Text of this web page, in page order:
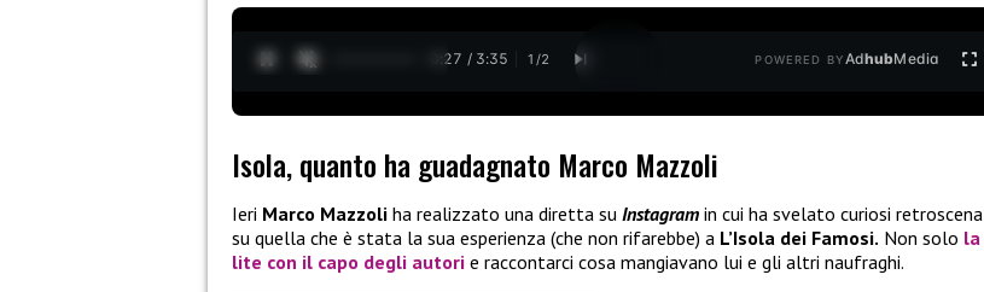
0:28 / 3:35 1 /2 POWERED BYAdhubMedia
Isola, quanto ha guadagnato Marco Mazzoli
Ieri Marco Mazzoli ha realizzato una diretta su Instagram in cui ha svelato curiosi retroscena
su quella che è stata la sua esperienza (che non rifarebbe) a L’Isola dei Famosi. Non solo la
lite con il capo degli autori e raccontarci cosa mangiavano lui e gli altri naufraghi.